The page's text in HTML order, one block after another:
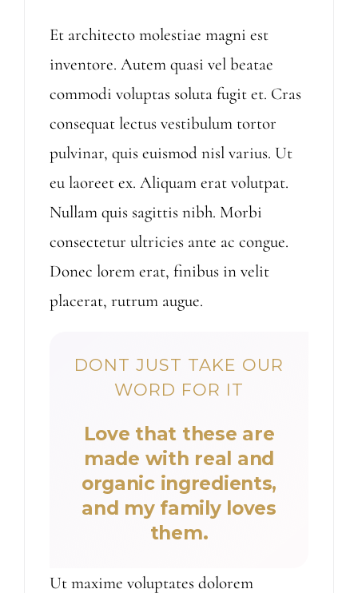
Et architecto molestiae magni est
inventore. Autem quasi vel beatae
commodi voluptas soluta fugit et. Cras
consequat lectus vestibulum tortor
pulvinar, quis euismod nisl varius. Ut
eu laoreet ex. Aliquam erat volutpat.
Nullam quis sagittis nibh. Morbi
consectetur ultricies ante ac congue.
Donec lorem erat, finibus in velit
placerat, rutrum augue.
DONT JUST TAKE OUR
WORD FOR IT
Love that these are
made with real and
organic ingredients,
and my family loves
them.
Ut maxime voluptates dolorem